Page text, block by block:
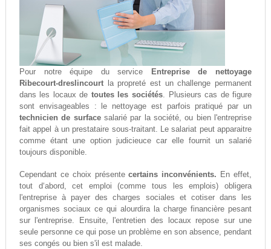
Pour notre équipe du service
Entreprise de nettoyage
Ribecourt-dreslincourtla propreté est un challenge permanent
dans les locaux de toutes les sociétés. Plusieurs cas de figure
sont envisageables : le nettoyage est parfois pratiqué par un
technicien de surfacesalarié par la société, ou bien l'entreprise
fait appel à un prestataire sous-traitant. Le salariat peut apparaitre
comme étant une option judicieuce car elle fournit un salarié
toujours disponible.
Cependant ce choix présentecertains inconvénients. En effet,
tout d‘abord, cet emploi (comme tous les emplois) obligera
l'entreprise à payer des charges sociales et cotiser dans les
organismes sociaux ce qui alourdira la charge financière pesant
sur l'entreprise. Ensuite, l'entretien des locaux repose sur une
seule personne ce qui pose un problème en son absence, pendant
ses congés ou bien s'il est malade.